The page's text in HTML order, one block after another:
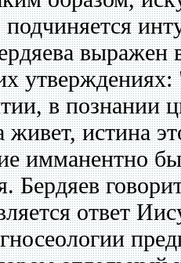
в познании
живет, истина
имманентно
Бердяев
ответ